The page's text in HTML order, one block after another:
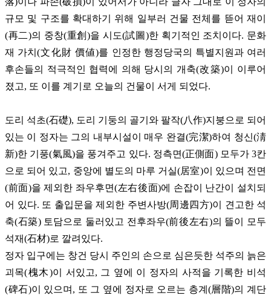
규모 및 구조를 확대하기 위해 일부러 건물 전체를 뜯어 재이
(再二)의 중창(重創)을 시도(試圖)한 획기적인 조치이다. 문화
재 가치(文化財 價値)를 인정한 행정당국의 특별지원과 여러
후손들의 적극적인 협력에 의해 당시의 개축(改築)이 이루어
졌고, 또 이를 계기로 오늘의 건물이 서게 되었다.
도리 석초(石礎), 도리 기둥의 골기와 팔작(八作)지붕으로 되어
있는 이 정자는 그의 내부시설이 매우 완결(完潔)하여 청신(淸
新)한 기풍(氣風)을 풍겨주고 있다. 정측면(正側面) 모두가 3칸
으로 되어 있고, 중앙에 별도의 마루 거실(居室)이 있으며 전면
(前面)을 제외한 좌우후면(左右後面)에 손잡이 난간이 설치되
어 있다. 또 출입문을 제외한 주변사방(周邊四方)이 견고한 석
축(石築) 토담으로 둘러있고 전후좌우(前後左右)의 뜰이 모두
석재(石材)로 깔려있다.
정자 입구에는 창건 당시 주인의 손으로 심은듯한 석주의 늙은
괴목(槐木)이 서있고, 그 옆에 이 정자의 사적을 기록한 비석
(碑石)이 있으며, 또 그 옆에 정자로 오르는 층계(層階)의 계단